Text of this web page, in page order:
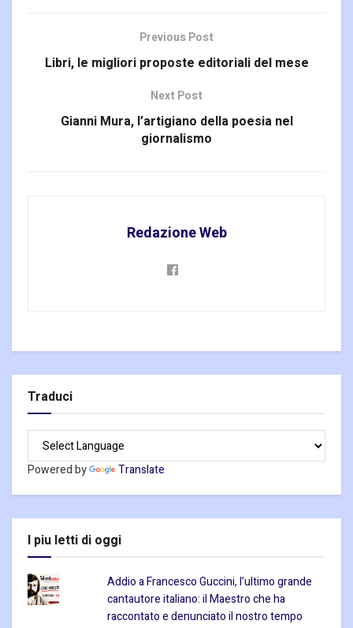
Previous Post
Libri, le migliori proposte editoriali del mese
Next Post
Gianni Mura, l’artigiano della poesia nel
giornalismo
Redazione Web
Traduci
Powered by Translate
I piu letti di oggi
Addio a Francesco Guccini, l’ultimo grande
cantautore italiano: il Maestro che ha
raccontato e denunciato il nostro tempo